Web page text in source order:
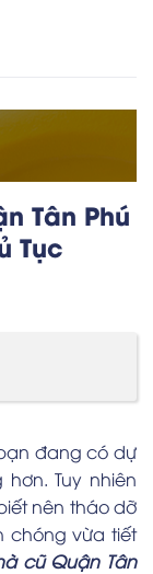
Tân Phú
Tục
đang có dự
Tuy nhiên
nên tháo dỡ
chóng vừa tiết
cũ Quận Tân